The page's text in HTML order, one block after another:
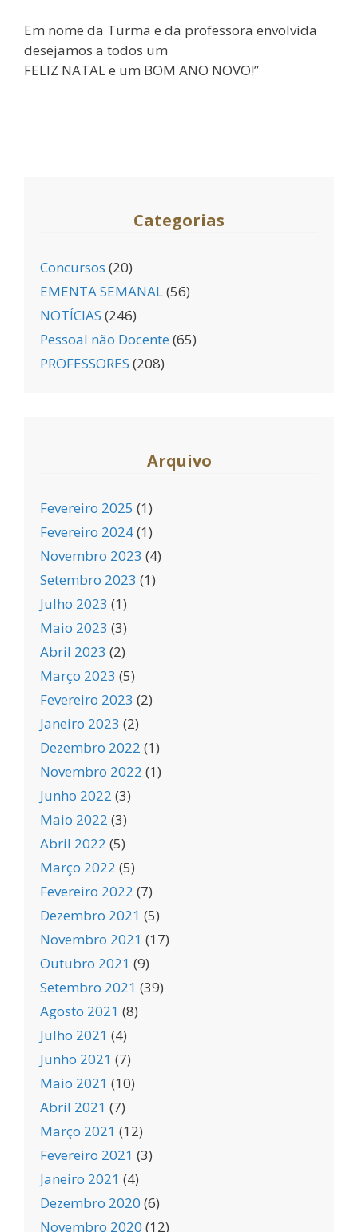
Em nome da Turma e da professora envolvida
desejamos a todos um
FELIZ NATAL e um BOM ANO NOVO!”
Categorias
Concursos (20)
EMENTA SEMANAL(56)
NOTÍCIAS (246)
Pessoal não Docente (65)
PROFESSORES (208)
Arquivo
Fevereiro 2025 (1)
Fevereiro 2024(1)
Novembro 2023 (4)
Setembro 2023 (1)
Julho 2023 (1)
Maio 2023 (3)
Abril 2023 (2)
Março 2023 (5)
Fevereiro 2023 (2)
Janeiro 2023 (2)
Dezembro 2022 (1)
Novembro 2022 (1)
Junho 2022 (3)
Maio 2022 (3)
Abril 2022 (5)
Março 2022 (5)
Fevereiro 2022 (7)
Dezembro 2021 (5)
Novembro 2021 (17)
Outubro 2021 (9)
Setembro 2021 (39)
Agosto 2021 (8)
Julho 2021 (4)
Junho 2021 (7)
Maio 2021 (10)
Abril 2021 (7)
Março 2021 (12)
Fevereiro 2021 (3)
Janeiro 2021 (4)
Dezembro 2020 (6)
Novembro 2020 (12)